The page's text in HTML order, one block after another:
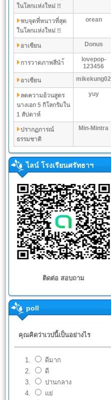
ในโลกเเห่งใหม่ !!
พบจุดที่หนาวที่สุด
ในโลกเเห่งใหม่ !!
orean
อาเซียน Donus
การวาดภาพสีนำ้
lovepop-
123456
อาเซียน
mikekung02
ลดความอ้วนสูตร
นางเอก 5 กิโลกรัมใน
1 สัปดาห์
yuy
ปรากฏการณ์
ธรรมชาติ
Min-Mintra
ไลน์ โรงเรียนศรัทธาฯ
ติดต่อ สอบถาม
poll
คุณคิดว่าเวปนี้เป็นอย่างไร
ดีมาก
ดี
ปานกลาง
แย่